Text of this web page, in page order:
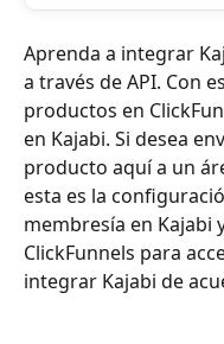
Aprenda a integrar
a través de API. Con
productos en
en Kajabi. Si desea
producto aquí a un
esta es la
membresía en Kajabi
ClickFunnels para
integrar Kajabi de